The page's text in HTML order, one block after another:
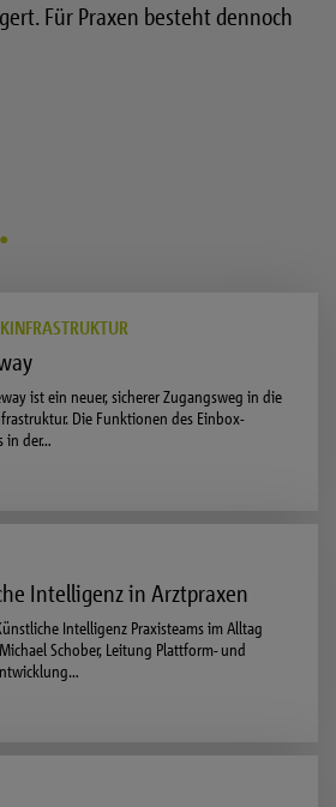
Für Praxen besteht dennoch
ist ein neuer, sicherer Zugangsweg in die
Die Funktionen des Einbox-
in der…
Intelligenz in Arztpraxen
Intelligenz Praxisteams im Alltag
Schober, Leitung Plattform- und